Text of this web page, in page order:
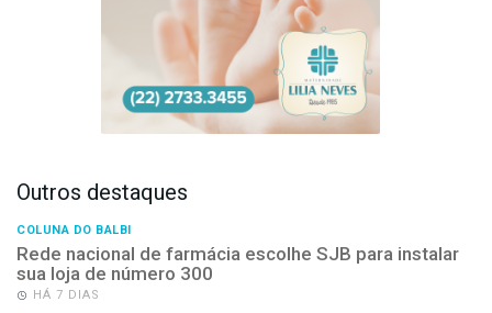
Outros destaques
COLUNA DO BALBI
Rede nacional de farmácia escolhe SJB para instalar
sua loja de número 300
HÁ 7 DIAS